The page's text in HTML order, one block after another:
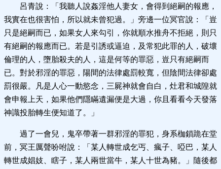
呂青說：「我聽人說姦淫他人妻女，會得到絕嗣的報應，
我實在也很害怕，所以就未曾犯過。」旁邊一位冥官說：「豈
只是絕嗣而已，如果女人來勾引，你就順水推舟不拒絕，則只
有絕嗣的報應而已。若是引誘或逼迫，及常犯此罪的人，破壞
倫理的人，墮胎殺夫的人，這是何等的罪惡，豈只有絕嗣而
已。對於邪淫的罪惡，陽間的法律處罰較寬，但陰間法律卻處
罰很嚴。凡是人心一動慾念，三屍神就會自白，灶君和城隍就
會申報上天，如果他們隱瞞遺漏便是大過，你且看看今天發落
神識投胎轉生便知道了。」
過了一會兒，鬼卒帶著一群邪淫的罪犯，身系枷鎖跪在堂
前，冥王厲聲吩咐說：「某人轉世成乞丐、瘋子、啞巴，某人
轉世成娼妓、瞎子，某人兩世當牛，某人十世為豬。」隨後都